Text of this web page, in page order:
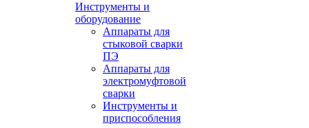
Инструменты и
оборудование
Аппараты для
стыковой сварки
ПЭ
Аппараты для
электромуфтовой
сварки
Инструменты и
приспособления